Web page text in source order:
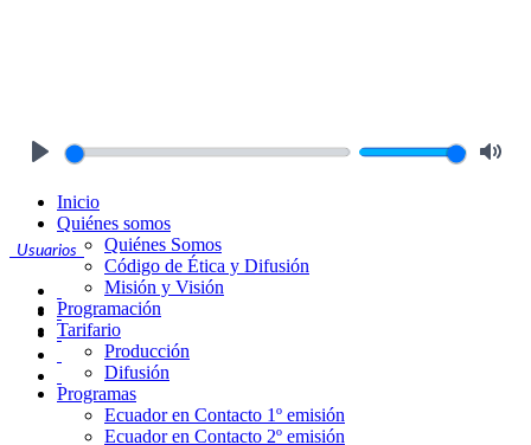
Usuarios
Inicio
Quiénes somos
Quiénes Somos
Código de Ética y Difusión
Misión y Visión
Programación
Tarifario
Producción
Difusión
Programas
Ecuador en Contacto 1º emisión
Ecuador en Contacto 2º emisión